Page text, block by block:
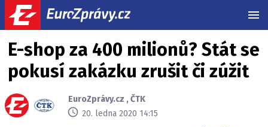
E-shop za 400 milionů? Stát se
pokusí zakázku zrušit či zúžit
EuroZprávy.cz ,ČTK
20. ledna 2020 14:15